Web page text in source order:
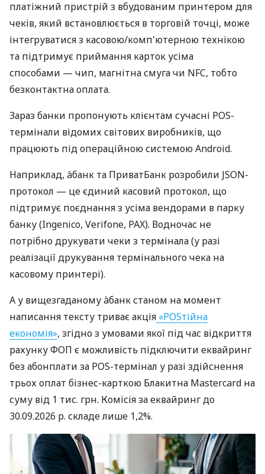
платіжний пристрій з вбудованим принтером для
чеків, який встановлюється в торговій точці, може
інтегруватися з касовою/комп'ютерною технікою
та підтримує приймання карток усіма
способами — чип, магнітна смуга чи NFC, тобто
безконтактна оплата.
Зараз банки пропонують клієнтам сучасні POS-
термінали відомих світових виробників, що
працюють під операційною системою Android.
Наприклад, àбанк та ПриватБанк розробили JSON-
протокол — це єдиний касовий протокол, що
підтримує поєднання з усіма вендорами в парку
банку (Ingenico, Verifone, PAX). Водночас не
потрібно друкувати чеки з термінала (у разі
реалізації друкування термінального чека на
касовому принтері).
А у вищезгаданому àбанк станом на момент
написання тексту триває акція «POSтійна
економія», згідно з умовами якої під час відкриття
рахунку ФОП є можливість підключити еквайринг
без абонплати за POS-термінал у разі здійснення
трьох оплат бізнес-карткою Блакитна Mastercard на
суму від 1 тис. грн. Комісія за еквайринг до
30.09.2026 р. складе лише 1,2%.